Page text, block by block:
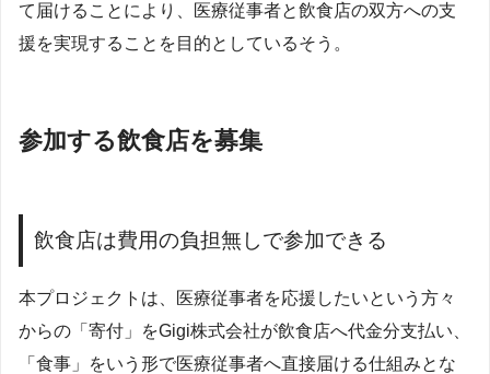
て届けることにより、医療従事者と飲食店の双方への支
援を実現することを目的としているそう。
参加する飲食店を募集
飲食店は費用の負担無しで参加できる
本プロジェクトは、医療従事者を応援したいという方々
からの「寄付」をGigi株式会社が飲食店へ代金分支払い、
「食事」をいう形で医療従事者へ直接届ける仕組みとな